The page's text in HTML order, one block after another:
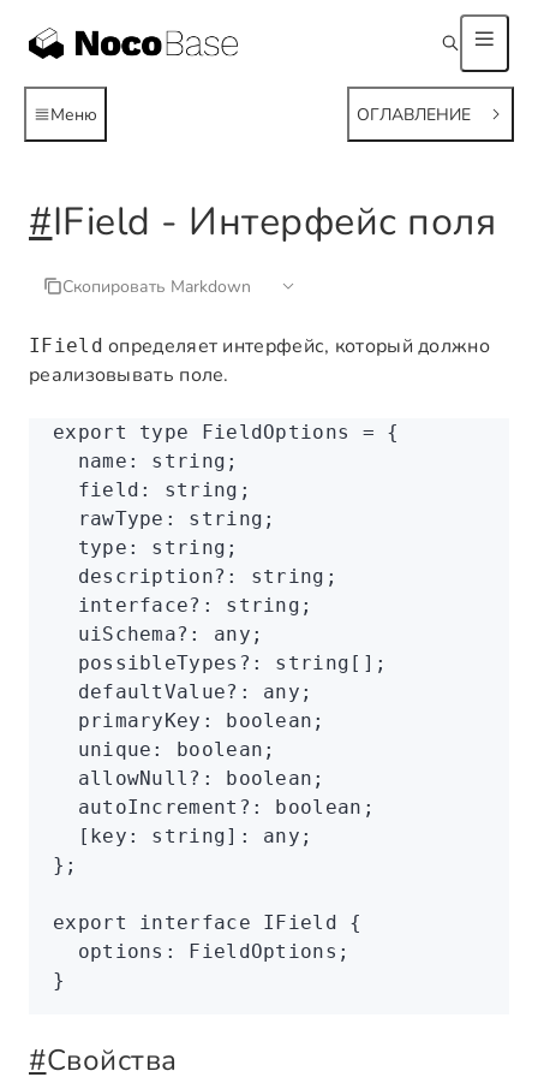
Меню ОГЛАВЛЕНИЕ
#IField - Интерфейс поля
Скопировать Markdown
IField определяет интерфейс, который должно
реализовывать поле.
export type FieldOptions = {
  name
: string ;
  field
: string ;
  rawType
: string ;
  type
: string ;
  description
?: string ;
  interface
?: string ;
  uiSchema
?: any ;
  possibleTypes
?: string [];
  defaultValue
?: any ;
  primaryKey
: boolean ;
  unique
: boolean ;
  allowNull
?: boolean ;
  autoIncrement
?: boolean ;
  [key
: string] : any ;
};
export interface IField {
  options
: FieldOptions ;
}
#Свойства